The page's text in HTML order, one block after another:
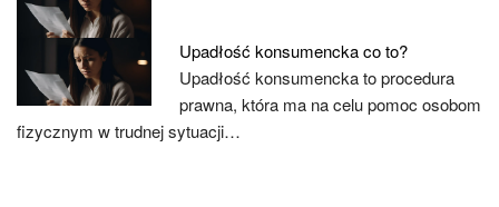
Upadłość konsumencka co to?
Upadłość konsumencka to procedura
prawna, która ma na celu pomoc osobom
fizycznym w trudnej sytuacji…